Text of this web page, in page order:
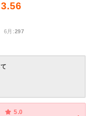
3.56
月:297
5.0